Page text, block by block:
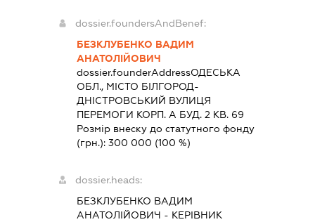
dossier.foundersAndBenef:
БЕЗКЛУБЕНКО ВАДИМ
АНАТОЛІЙОВИЧ
dossier.founderAddressОДЕСЬКА
ОБЛ., МІСТО БІЛГОРОД-
ДНІСТРОВСЬКИЙ ВУЛИЦЯ
ПЕРЕМОГИ КОРП. А БУД. 2 КВ. 69
Розмір внеску до статутного фонду
(грн.): 300 000 (100 %)
dossier.heads:
БЕЗКЛУБЕНКО ВАДИМ
АНАТОЛІЙОВИЧ - КЕРІВНИК